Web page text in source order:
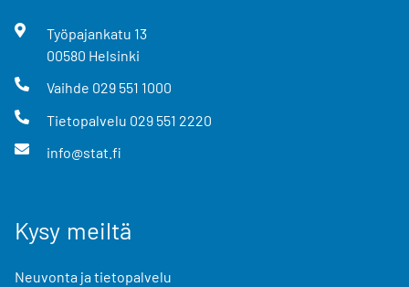
Työpajankatu 13
00580 Helsinki
Vaihde 029 551 1000
Tietopalvelu 029 551 2220
info@stat.fi
Kysy meiltä
Neuvonta ja tietopalvelu